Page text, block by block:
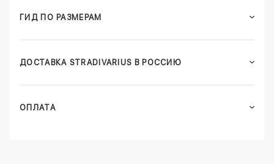
ГИД ПО РАЗМЕРАМ
ДОСТАВКА STRADIVARIUS В РОССИЮ
ОПЛАТА